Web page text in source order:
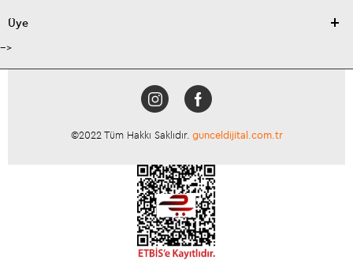
Üye
-->
©2022 Tüm Hakkı Saklıdır. gunceldijital.com.tr